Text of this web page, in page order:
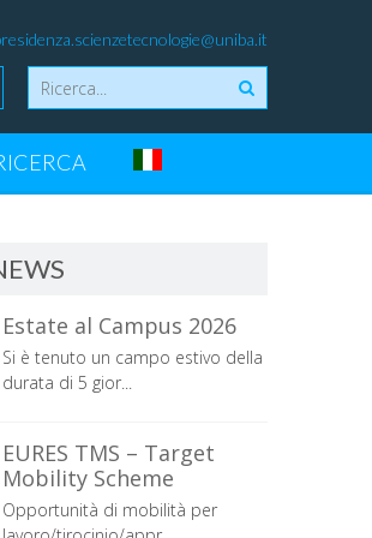
Estate al Campus 2026
Si è tenuto un campo estivo della
durata di 5 gior...
EURES TMS – Target
Mobility Scheme
Opportunità di mobilità per